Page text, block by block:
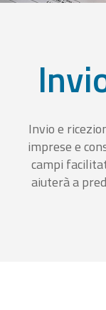
Invio e
imprese e
campi
aiuterà a